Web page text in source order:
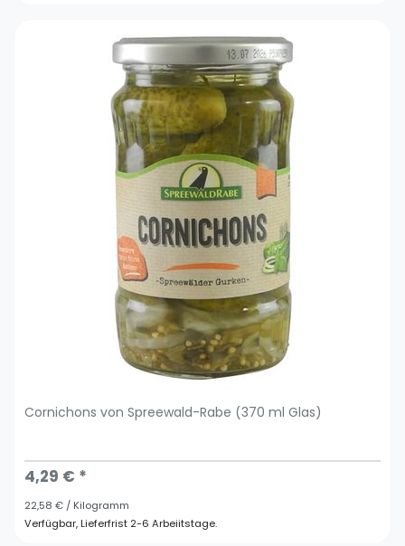
Cornichons von Spreewald-Rabe (370 ml Glas)
4,29 € *
22,58 € / Kilogramm
Verfügbar, Lieferfrist 2-6 Arbeiitstage.